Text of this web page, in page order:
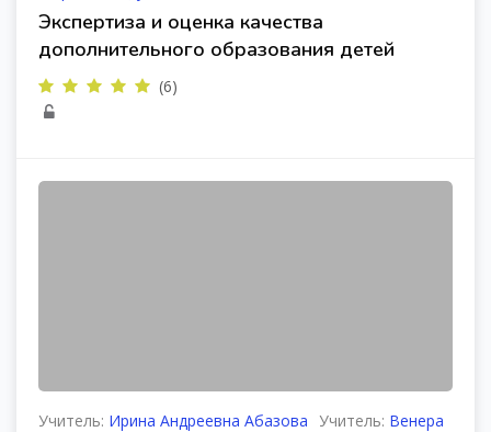
Экспертиза и оценка качества
дополнительного образования детей
(6)
Учитель: Ирина Андреевна Абазова Учитель: Венера